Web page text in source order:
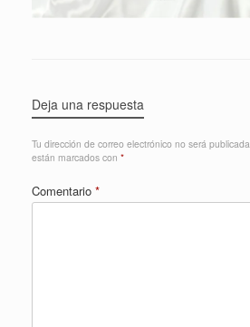
Deja una respuesta
Tu dirección de correo electrónico no será publicada.
están marcados con *
Comentario *